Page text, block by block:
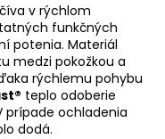
v rýchlom
funkčných
potenia. Materiál
medzi pokožkou a
rýchlemu pohybu
teplo odoberie
prípade ochladenia
dodá.